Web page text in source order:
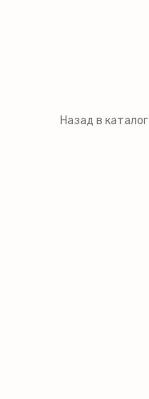
Назад в каталог